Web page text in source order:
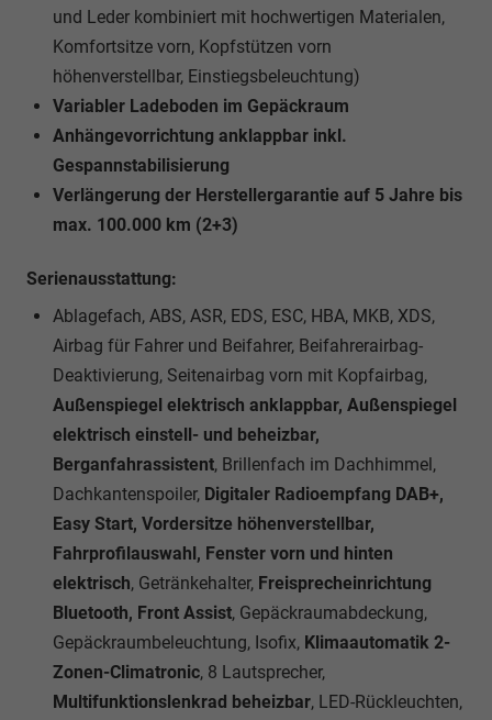
und Leder kombiniert mit hochwertigen Materialen,
Komfortsitze vorn, Kopfstützen vorn
höhenverstellbar, Einstiegsbeleuchtung)
Variabler Ladeboden im Gepäckraum
Anhängevorrichtung anklappbar inkl.
Gespannstabilisierung
Verlängerung der Herstellergarantie auf 5 Jahre bis
max. 100.000 km (2+3)
Serienausstattung:
Ablagefach, ABS, ASR, EDS, ESC, HBA, MKB, XDS,
Airbag für Fahrer und Beifahrer, Beifahrerairbag-
Deaktivierung, Seitenairbag vorn mit Kopfairbag,
Außenspiegel elektrisch anklappbar, Außenspiegel
elektrisch einstell- und beheizbar,
Berganfahrassistent, Brillenfach im Dachhimmel,
Dachkantenspoiler, Digitaler Radioempfang DAB+,
Easy Start, Vordersitze höhenverstellbar,
Fahrprofilauswahl, Fenster vorn und hinten
elektrisch, Getränkehalter, Freisprecheinrichtung
Bluetooth, Front Assist, Gepäckraumabdeckung,
Gepäckraumbeleuchtung, Isofix, Klimaautomatik 2-
Zonen-Climatronic, 8 Lautsprecher,
Multifunktionslenkrad beheizbar, LED-Rückleuchten,